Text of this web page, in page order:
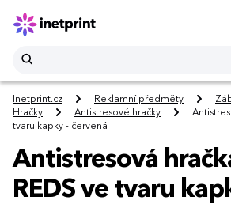
Inetprint.cz Reklamní předměty
Hračky
Antistresové hračky
tvaru kapky - červená
Antistresová
REDS ve tvaru